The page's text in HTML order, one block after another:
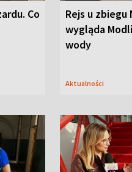
Co
Rejs u zbiegu
wygląda
wody
Aktualności